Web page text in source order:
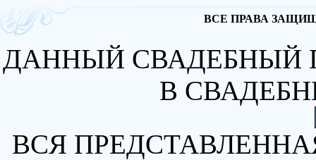
ВСЕ ПРАВА
ДАННЫЙ СВАДЕБНЫЙ
В
ВСЯ